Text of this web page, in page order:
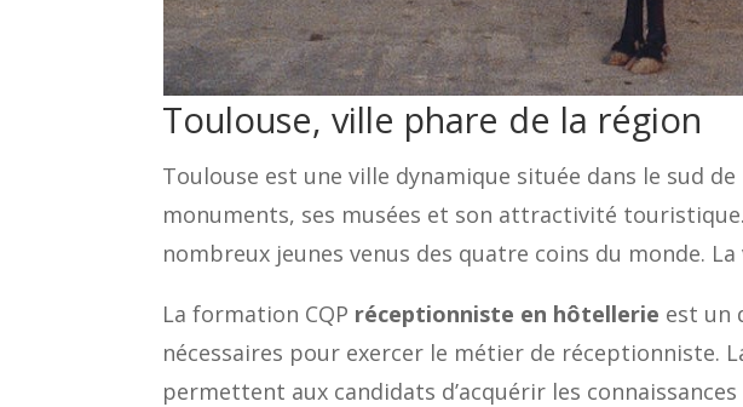
Toulouse, ville phare de la région
Toulouse est une ville dynamique située dans le sud
monuments, ses musées et son attractivité
nombreux jeunes venus des quatre coins du monde.
La formation CQP réceptionniste en hôtellerie est un
nécessaires pour exercer le métier de
permettent aux candidats d’acquérir les